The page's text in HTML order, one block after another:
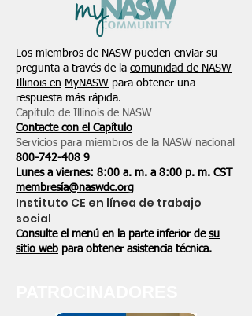
Los miembros de NASW pueden enviar su
pregunta a través de la comunidad de NASW
Illinois en MyNASW para obtener una
respuesta más rápida.
Capítulo de Illinois de NASW
Contacte con el Capítulo
Servicios para miembros de la NASW nacional
800-742-408 9
Lunes a viernes: 8:00 a. m. a 8:00 p. m. CST
membresía@naswdc.org
Instituto CE en línea de trabajo
social
Consulte el menú en la parte inferior de su
sitio web para obtener asistencia técnica.